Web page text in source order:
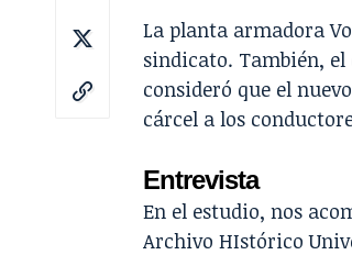
La planta armadora
sindicato. También, el
consideró que el
cárcel a los
Entrevista
En el estudio, nos
Archivo HIstórico